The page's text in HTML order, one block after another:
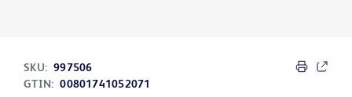
SKU: 997506
GTIN: 00801741052071